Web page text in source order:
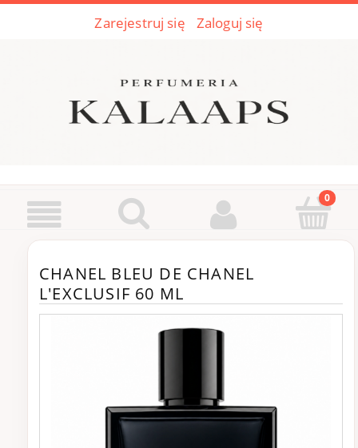
Zarejestruj się Zaloguj się
CHANEL BLEU DE CHANEL
L'EXCLUSIF 60 ML